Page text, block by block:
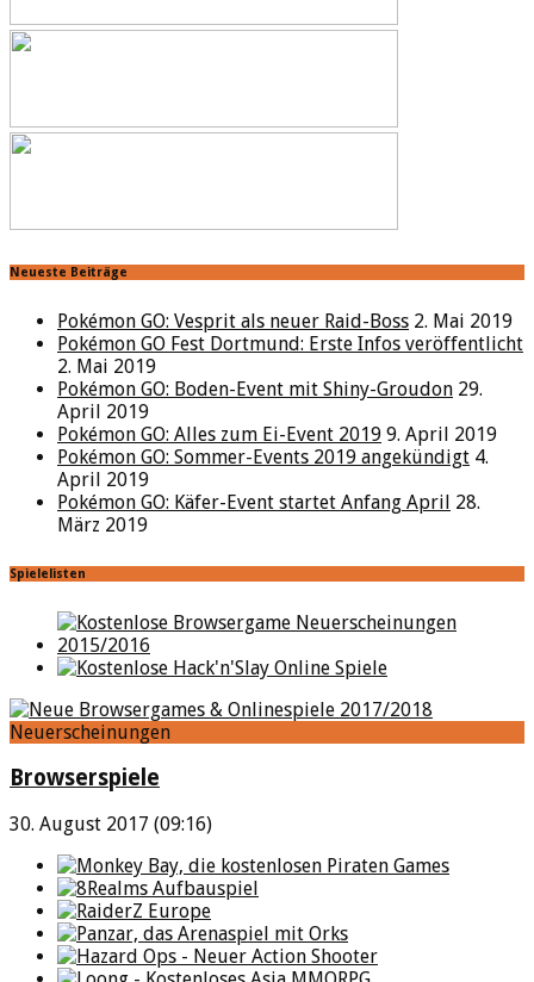
Neueste Beiträge
Pokémon GO: Vesprit als neuer Raid-Boss 2. Mai 2019
Pokémon GO Fest Dortmund: Erste Infos veröffentlicht
2. Mai 2019
Pokémon GO: Boden-Event mit Shiny-Groudon 29.
April 2019
Pokémon GO: Alles zum Ei-Event 2019 9. April 2019
Pokémon GO: Sommer-Events 2019 angekündigt 4.
April 2019
Pokémon GO: Käfer-Event startet Anfang April 28.
März 2019
Spielelisten
Neuerscheinungen
Browserspiele
30. August 2017 (09:16)